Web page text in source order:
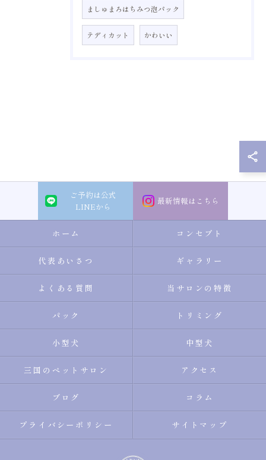
ましゅまろはちみつ泡パック
テディカット かわいい
ご予約は公式
LINEから
最新情報はこちら
ホーム コンセプト
代表あいさつ ギャラリー
よくある質問 当サロンの特徴
パック トリミング
小型犬 中型犬
三国のペットサロン アクセス
ブログ コラム
プライバシーポリシー サイトマップ